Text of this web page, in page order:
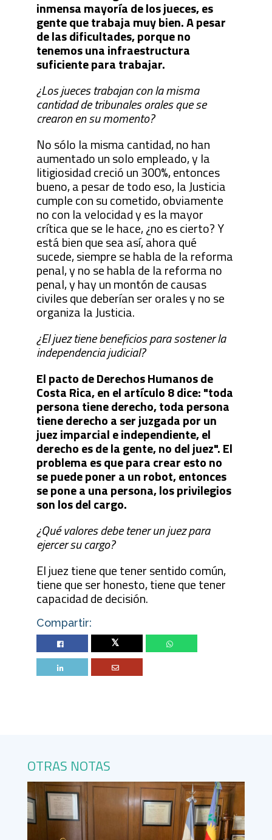
inmensa mayoría de los jueces, es
gente que trabaja muy bien. A pesar
de las dificultades, porque no
tenemos una infraestructura
suficiente para trabajar.
¿Los jueces trabajan con la misma
cantidad de tribunales orales que se
crearon en su momento?
No sólo la misma cantidad, no han
aumentado un solo empleado, y la
litigiosidad creció un 300%, entonces
bueno, a pesar de todo eso, la Justicia
cumple con su cometido, obviamente
no con la velocidad y es la mayor
crítica que se le hace, ¿no es cierto? Y
está bien que sea así, ahora qué
sucede, siempre se habla de la reforma
penal, y no se habla de la reforma no
penal, y hay un montón de causas
civiles que deberían ser orales y no se
organiza la Justicia.
¿El juez tiene beneficios para sostener la
independencia judicial?
El pacto de Derechos Humanos de
Costa Rica, en el artículo 8 dice: "toda
persona tiene derecho, toda persona
tiene derecho a ser juzgada por un
juez imparcial e independiente, el
derecho es de la gente, no del juez". El
problema es que para crear esto no
se puede poner a un robot, entonces
se pone a una persona, los privilegios
son los del cargo.
¿Qué valores debe tener un juez para
ejercer su cargo?
El juez tiene que tener sentido común,
tiene que ser honesto, tiene que tener
capacidad de decisión.
Compartir:
Twitter
OTRAS NOTAS